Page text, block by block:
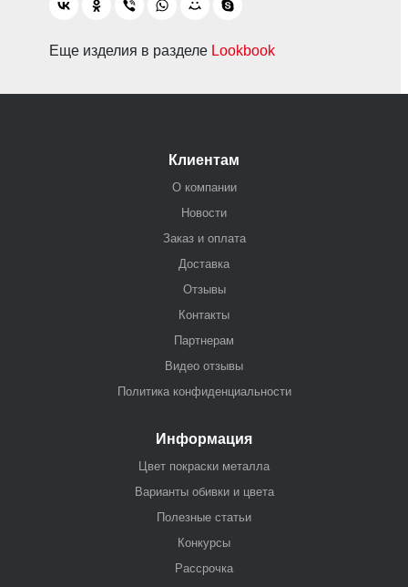
Еще изделия в разделе Lookbook
Клиентам
О компании
Новости
Заказ и оплата
Доставка
Отзывы
Контакты
Партнерам
Видео отзывы
Политика конфиденциальности
Информация
Цвет покраски металла
Варианты обивки и цвета
Полезные статьи
Конкурсы
Рассрочка